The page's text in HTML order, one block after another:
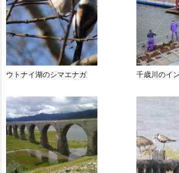
ウトナイ湖のシマエナガ 千歳川のイ